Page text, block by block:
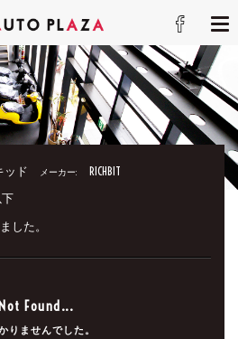
ッド メーカー: RICHBIT
下
した。
Not Found...
りませんでした。